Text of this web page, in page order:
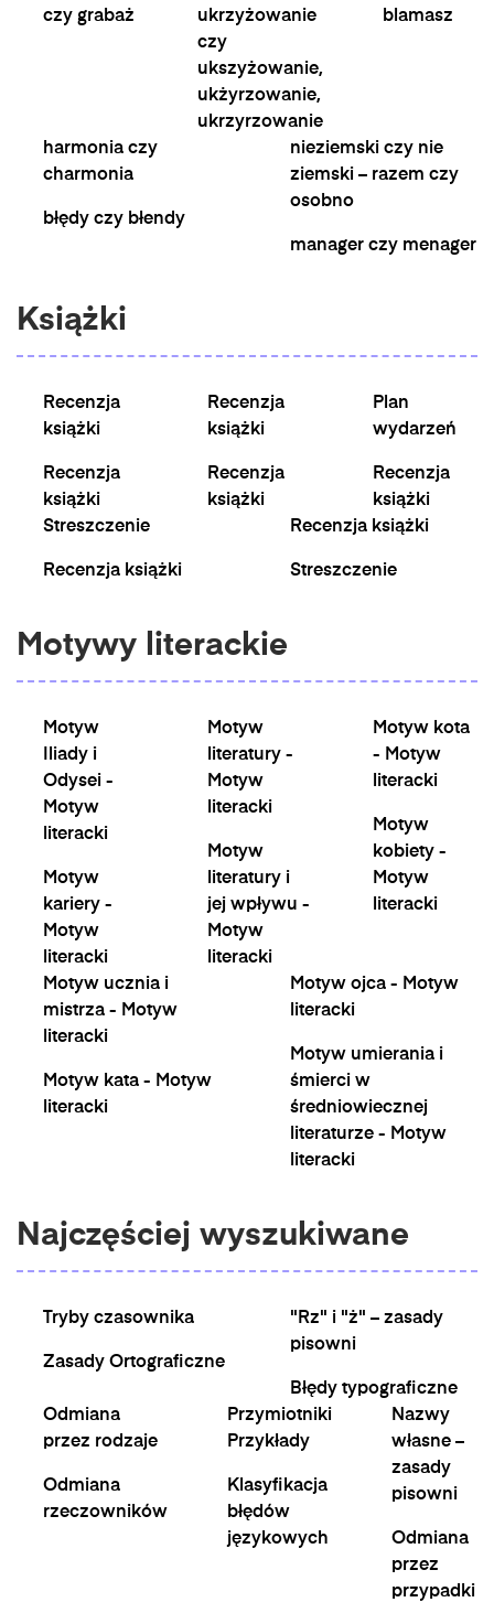
czy grabaż
ukrzyżowanie
czy
ukszyżowanie,
ukżyrzowanie,
ukrzyrzowanie
blamasz
harmonia czy
charmonia
błędy czy błendy
nieziemski czy nie
ziemski – razem czy
osobno
manager czy menager
Książki
Recenzja
książki
Recenzja
książki
Recenzja
książki
Recenzja
książki
Plan
wydarzeń
Recenzja
książki
Streszczenie
Recenzja książki
Recenzja książki
Streszczenie
Motywy literackie
Motyw
Iliady i
Odysei -
Motyw
literacki
Motyw
kariery -
Motyw
literacki
Motyw
literatury -
Motyw
literacki
Motyw
literatury i
jej wpływu -
Motyw
literacki
Motyw kota
- Motyw
literacki
Motyw
kobiety -
Motyw
literacki
Motyw ucznia i
mistrza - Motyw
literacki
Motyw kata - Motyw
literacki
Motyw ojca - Motyw
literacki
Motyw umierania i
śmierci w
średniowiecznej
literaturze - Motyw
literacki
Najczęściej wyszukiwane
Tryby czasownika
Zasady Ortograficzne
"Rz" i "ż" – zasady
pisowni
Błędy typograficzne
Odmiana
przez rodzaje
Odmiana
rzeczowników
Przymiotniki
Przykłady
Klasyfikacja
błędów
językowych
Nazwy
własne –
zasady
pisowni
Odmiana
przez
przypadki